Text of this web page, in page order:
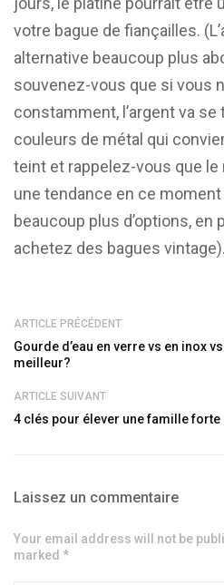
votre bague de fiançailles.
alternative beaucoup plus
souvenez-vous que si vous
constamment, l’argent va
couleurs de métal qui
teint et rappelez-vous que
une tendance en ce
beaucoup plus d’options, en
achetez des bagues vintage).
ARTICLE PRÉCÉDENT
Gourde d’eau en verre vs en inox
meilleur?
ARTICLE SUIVANT
4 clés pour élever une famille forte
Laissez un commentaire
Your email address will not be
marked *